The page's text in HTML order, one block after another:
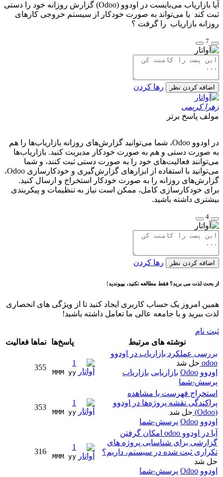
آیا بازاریاب می‌بایست در اودوو (Odoo) گزارش روزانه خود را دستی
ثبت کند یا می‌تواند به صورت خودکار از سیستم خروجی کارهای
روزانه بازاریاب را گرفت ؟
7
اضافه کردن نظر رها کردن
زهرا کریمی
مولف پاسخ برتر
در اودوو Odoo، شما می‌توانید گزارش‌های روزانه بازاریاب‌ها را هم
به صورت دستی و هم به صورت خودکار مدیریت کنید. بازاریاب‌ها
می‌توانند فعالیت‌های خود را به صورت دستی ثبت کنند، و شما
می‌توانید با استفاده از ابزارهای گزارش‌گیری و خودکارسازی Odoo،
گزارش‌های روزانه را به صورت خودکار استخراج و ارسال کنید.
برای خودکارسازی کامل، ممکن است نیاز به تنظیمات و پیکربندی
بیشتری داشته باشید.
4
اضافه کردن نظر رها کردن
از بحث لذت می برید؟ فقط مطالعه نکنید، بپیوندید!
همین امروز یک حساب کاربری ایجاد کنید تا از ویژگی های انحصاری
لذت ببرید و با جامعه عالی ما تعامل داشته باشید!
ثبت نام
نوشته های مرتبط
پاسخ‌ها نماها فعالیت
بررسی عملکرد بازاریاب در اودوو
odoo حل شد
اودوو Odoo بازاریابی بازاریاب
پرسش-شما
1
MMM yy
355
استخراج فهرست یا مشاهده
پراکندگی نقشه پروژه‌ها در اودوو
(Odoo)
حل شد
اودوو Odoo پرسش-شما
1
MMM yy
353
آیا در اودوو odoo امکان گرفتن
گزارشی برای شناسایی پروژه های
تکراری ثبت شده در سیستم، داریم؟
حل شد
اودوو Odoo پرسش-شما
1
MMM yy
316